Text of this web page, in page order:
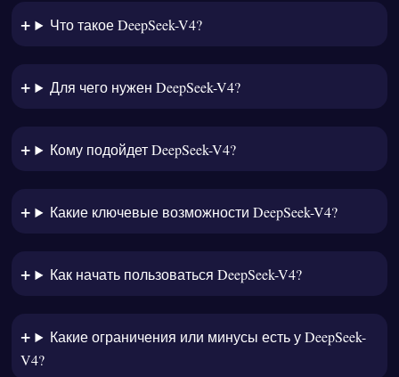
Что такое DeepSeek-V4?
Для чего нужен DeepSeek-V4?
Кому подойдет DeepSeek-V4?
Какие ключевые возможности DeepSeek-V4?
Как начать пользоваться DeepSeek-V4?
Какие ограничения или минусы есть у DeepSeek-
V4?